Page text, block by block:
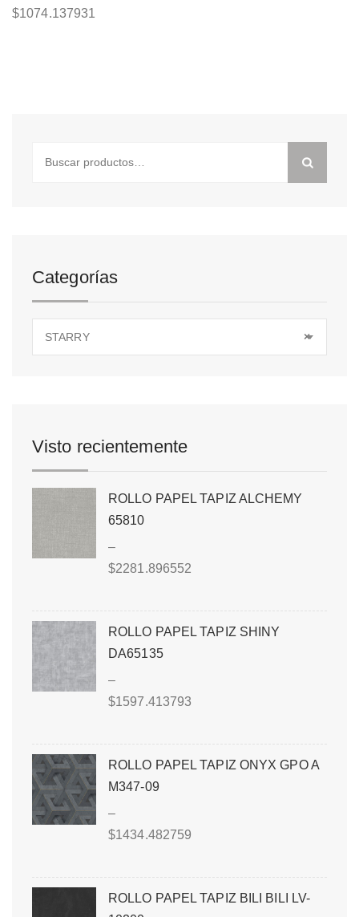
$1074.137931
Categorías
×
STARRY
Visto recientemente
ROLLO PAPEL TAPIZ ALCHEMY
65810
–
$2281.896552
ROLLO PAPEL TAPIZ SHINY
DA65135
–
$1597.413793
ROLLO PAPEL TAPIZ ONYX GPO A
M347-09
–
$1434.482759
ROLLO PAPEL TAPIZ BILI BILI LV-